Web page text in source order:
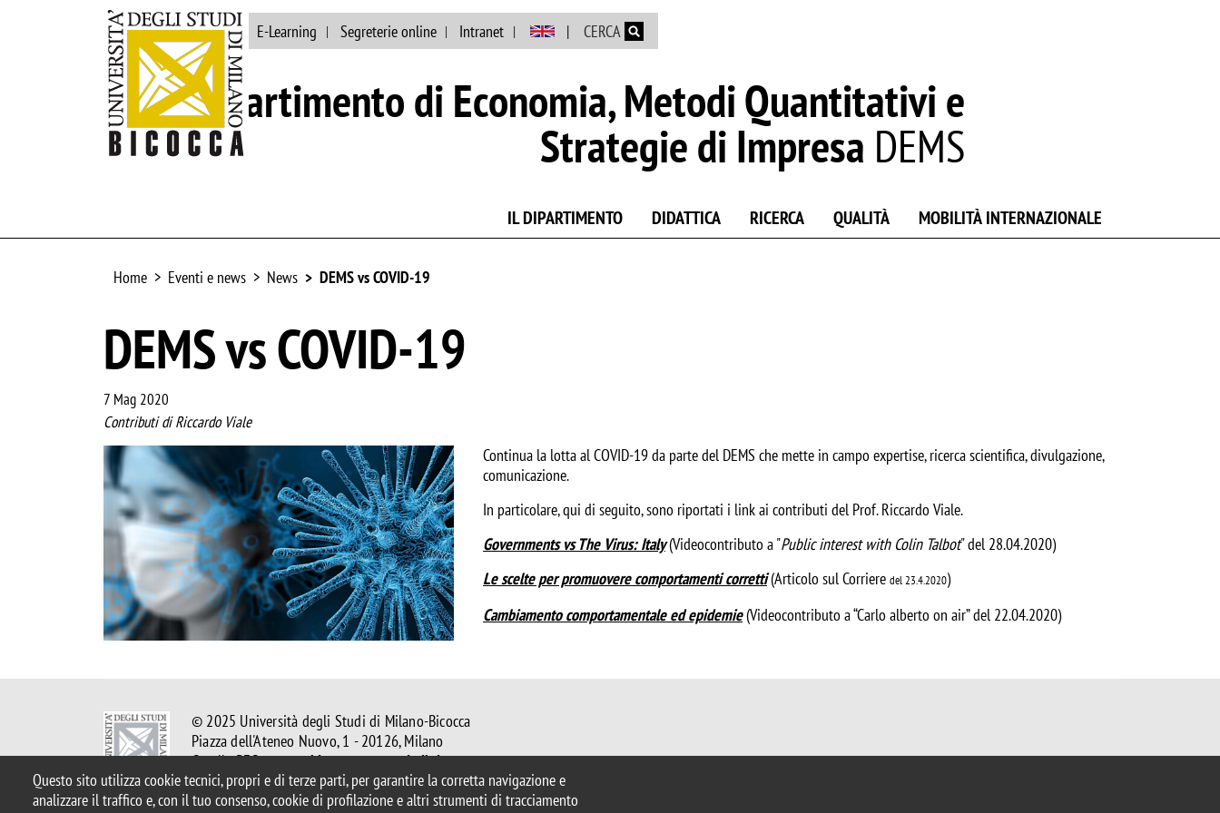
Salta al contenuto principale
Questo sito utilizza cookie tecnici, propri e di terze parti, per garantire la corretta navigazione e
analizzare il traffico e, con il tuo consenso, cookie di profilazione e altri strumenti di tracciamento
Ateneo Biblioteca E-Learning Segreterie online Intranet CERCA
Dipartimento di Economia, Metodi Quantitativi e
Strategie di Impresa DEMS
IL DIPARTIMENTO DIDATTICA RICERCA QUALITÀ MOBILITÀ INTERNAZIONALE
Home Eventi e news News DEMS vs COVID-19
DEMS vs COVID-19
7 Mag 2020
Contributi di Riccardo Viale
Image
Continua la lotta al COVID-19 da parte del DEMS che mette in campo expertise, ricerca scientifica, divulgazione,
comunicazione.
In particolare, qui di seguito, sono riportati i link ai contributi del Prof. Riccardo Viale.
Governments vs The Virus: Italy(Videocontributo a "Public interest with Colin Talbot" del 28.04.2020)
Le scelte per promuovere comportamenti corretti(Articolo sul Corriere del 23.4.2020)
Cambiamento comportamentale ed epidemie(Videocontributo a “Carlo alberto on air” del 22.04.2020)
© 2025 Università degli Studi di Milano-Bicocca
Piazza dell'Ateneo Nuovo, 1 - 20126, Milano
Casella PEC:ateneo.bicocca@pec.unimib.it
P.I. 12621570154 |redazioneweb.dems@unimib.it